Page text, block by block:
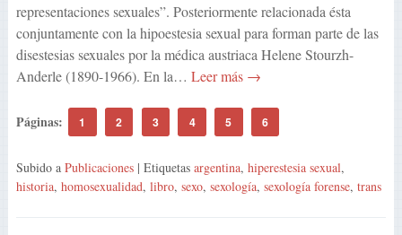
representaciones sexuales”. Posteriormente relacionada ésta
conjuntamente con la hipoestesia sexual para forman parte de las
disestesias sexuales por la médica austriaca Helene Stourzh-
Anderle (1890-1966). En la… Leer más →
Páginas: 1 2 3 4 5 6
Subido a Publicaciones | Etiquetas argentina, hiperestesia sexual,
historia, homosexualidad, libro, sexo, sexología, sexología forense, trans